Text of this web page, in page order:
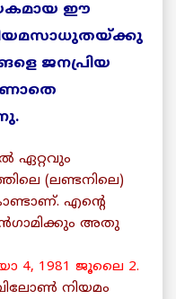
ഈ
ജനപ്രിയ
ഏറ്റവും
(ലണ്ടനിലെ)
എന്റെ
അതു
4, 1981 ജൂലൈ 2.
നിയമം